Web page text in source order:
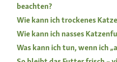
beachten?
Wie kann ich trockenes
Wie kann ich nasses
Was kann ich tun, wenn ich